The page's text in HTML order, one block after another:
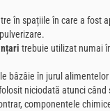
în spațiile în care a fost
trebuie utilizat numai
bâzâie în jurul alimentelor
niciodată atunci când
componentele